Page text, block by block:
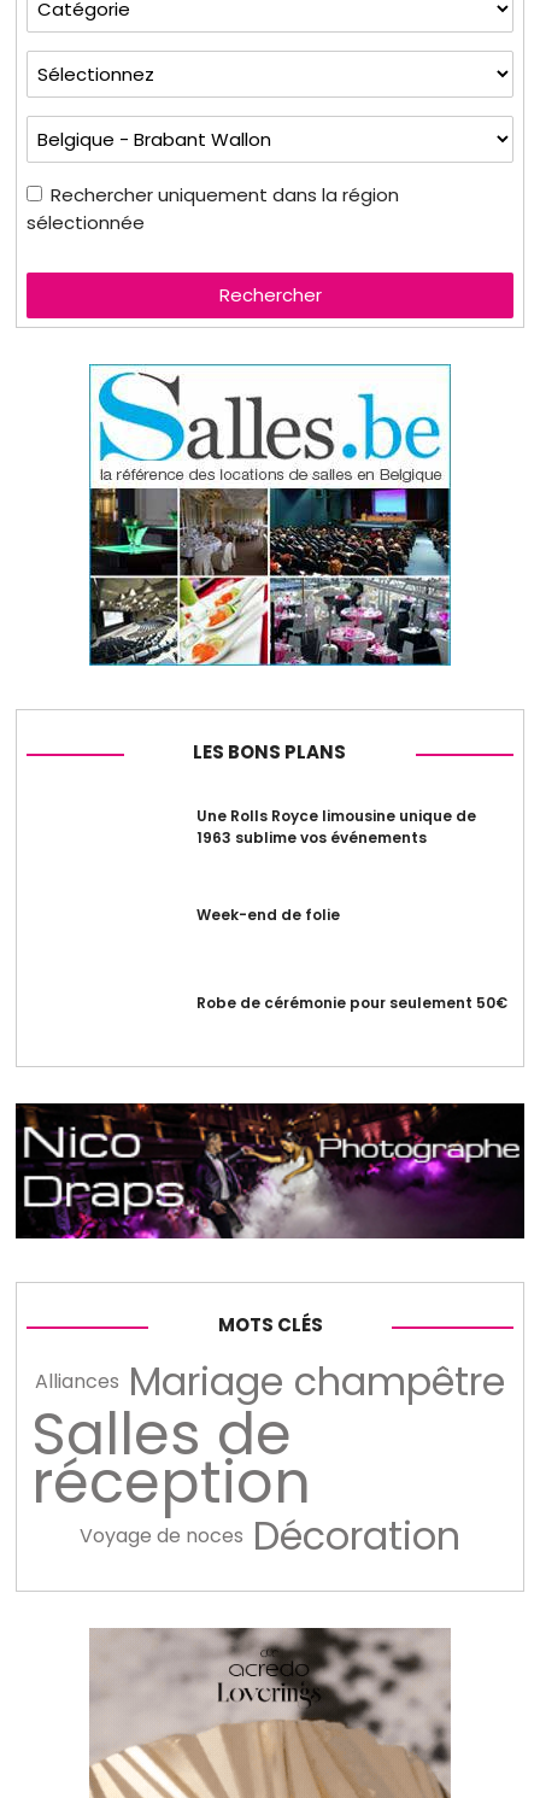
Rechercher uniquement dans la région
sélectionnée
Rechercher
LES BONS PLANS
Une Rolls Royce limousine unique de
1963 sublime vos événements
Week-end de folie
Robe de cérémonie pour seulement 50€
MOTS CLÉS
Alliances Mariage champêtre
Salles de
réception
Voyage de noces Décoration